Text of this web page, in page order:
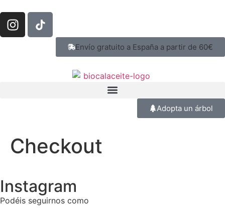
Envío gratuito a España a partir de 60€
Adopta un árbol
Checkout
Instagram
Podéis seguirnos como